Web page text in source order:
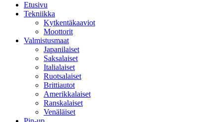
Etusivu
Tekniikka
Kytkentäkaaviot
Moottorit
Valmistusmaat
Japanilaiset
Saksalaiset
Italialaiset
Ruotsalaiset
Brittiautot
Amerikkalaiset
Ranskalaiset
Venäläiset